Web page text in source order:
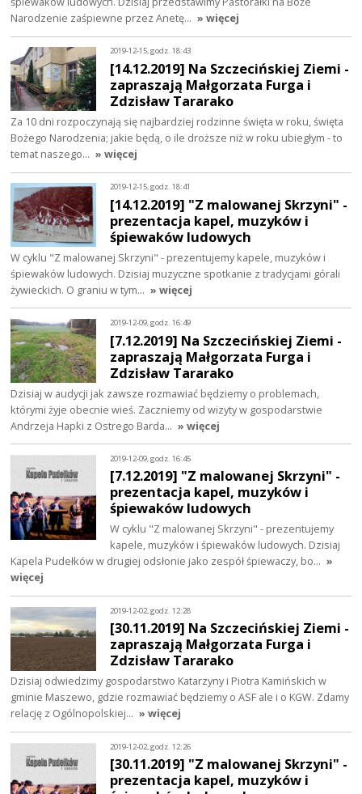
Narodzenie zaśpiewne przez Anetę… » więcej
2019-12-15, godz. 18:43
[14.12.2019] Na Szczecińskiej Ziemi -
zapraszają Małgorzata Furga i
Zdzisław Tararako
Za 10 dni rozpoczynają się najbardziej rodzinne święta w roku, święta
Bożego Narodzenia; jakie będą, o ile droższe niż w roku ubiegłym - to
temat naszego… » więcej
2019-12-15, godz. 18:41
[14.12.2019] "Z malowanej Skrzyni" -
prezentacja kapel, muzyków i
śpiewaków ludowych
W cyklu "Z malowanej Skrzyni" - prezentujemy kapele, muzyków i
śpiewaków ludowych. Dzisiaj muzyczne spotkanie z tradycjami górali
żywieckich. O graniu w tym… » więcej
2019-12-09, godz. 16:49
[7.12.2019] Na Szczecińskiej Ziemi -
zapraszają Małgorzata Furga i
Zdzisław Tararako
Dzisiaj w audycji jak zawsze rozmawiać będziemy o problemach,
którymi żyje obecnie wieś. Zaczniemy od wizyty w gospodarstwie
Andrzeja Hapki z Ostrego Barda… » więcej
2019-12-09, godz. 16:45
[7.12.2019] "Z malowanej Skrzyni" -
prezentacja kapel, muzyków i
śpiewaków ludowych
W cyklu "Z malowanej Skrzyni" - prezentujemy
kapele, muzyków i śpiewaków ludowych. Dzisiaj
Kapela Pudełków w drugiej odsłonie jako zespół śpiewaczy, bo… »
więcej
2019-12-02, godz. 12:28
[30.11.2019] Na Szczecińskiej Ziemi -
zapraszają Małgorzata Furga i
Zdzisław Tararako
Dzisiaj odwiedzimy gospodarstwo Katarzyny i Piotra Kamińskich w
gminie Maszewo, gdzie rozmawiać będziemy o ASF ale i o KGW. Zdamy
relację z Ogólnopolskiej… » więcej
2019-12-02, godz. 12:26
[30.11.2019] "Z malowanej Skrzyni" -
prezentacja kapel, muzyków i